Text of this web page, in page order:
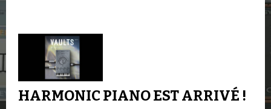
HARMONIC PIANO EST ARRIVÉ !